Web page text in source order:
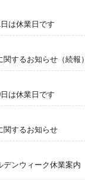
は休業日です
関するお知らせ（続報）
は休業日です
関するお知らせ
デンウィーク休業案内